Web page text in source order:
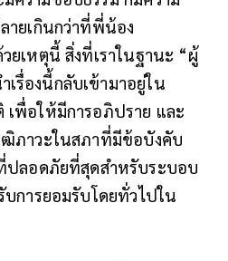
ายเกินกว่าที่พี่น้อง
ยเหตุนี้ สิ่งที่เราในฐานะ “ผู้
รื่องนี้กลับเข้ามาอยู่ใน
พื่อให้มีการอภิปราย และ
ภาวะในสภาที่มีข้อบังคับ
ปลอดภัยที่สุดสำหรับระบอบ
การยอมรับโดยทั่วไปใน